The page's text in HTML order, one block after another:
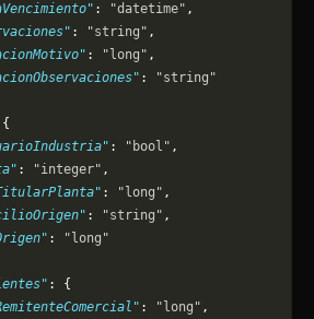
: "datetime" ,
: "string" ,
: "long" ,
:
"string"
: "bool" ,
: "integer" ,
: "long" ,
: "string" ,
:
"long"
: {
: "long" ,